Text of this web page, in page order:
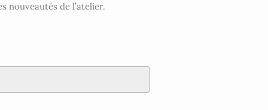
nouveautés de l’atelier.